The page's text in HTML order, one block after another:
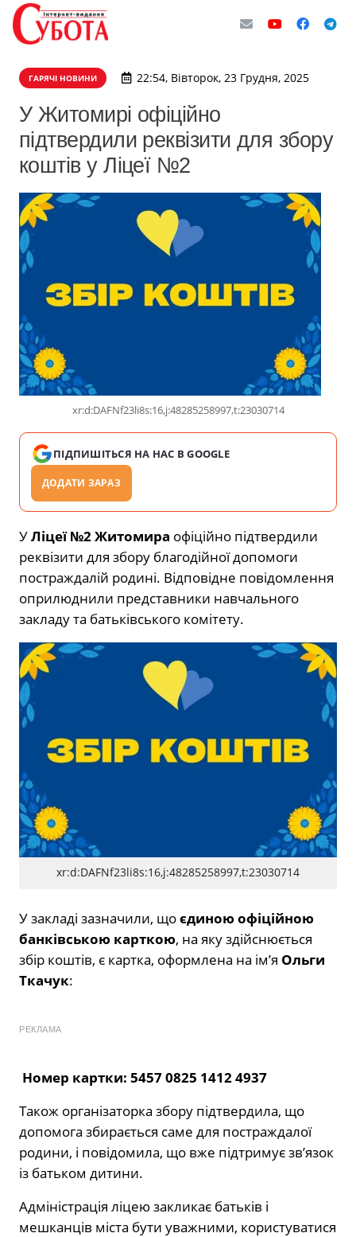
ГАРЯЧІ НОВИНИ 22:54, Вівторок, 23 Грудня, 2025
У Житомирі офіційно
підтвердили реквізити для збору
коштів у Ліцеї №2
xr:d:DAFNf23li8s:16,j:48285258997,t:23030714
ПІДПИШІТЬСЯ НА НАС В GOOGLE
ДОДАТИ ЗАРАЗ
УЛіцеї №2 Житомира офіційно підтвердили
реквізити для збору благодійної допомоги
постраждалій родині. Відповідне повідомлення
оприлюднили представники навчального
закладу та батьківського комітету.
xr:d:DAFNf23li8s:16,j:48285258997,t:23030714
У закладі зазначили, щоєдиною офіційною
банківською карткою, на яку здійснюється
збір коштів, є картка, оформлена на ім’я Ольги
Ткачук:
РЕКЛАМА
Номер картки: 5457 0825 1412 4937
Також організаторка збору підтвердила, що
допомога збирається саме для постраждалої
родини, і повідомила, що вже підтримує зв’язок
із батьком дитини.
Адміністрація ліцею закликає батьків і
мешканців міста бути уважними, користуватися